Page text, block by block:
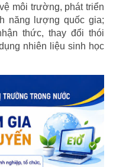
môi trường, phát triển
năng lượng quốc gia;
thức, thay đổi thói
nhiên liệu sinh học